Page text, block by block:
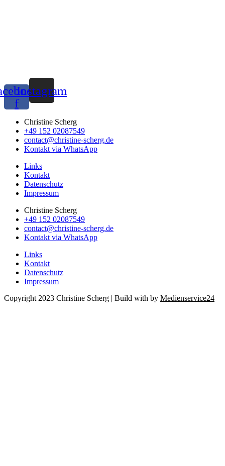
f
Instagram
Christine Scherg
+49 152 02087549
contact@christine-scherg.de
Kontakt via WhatsApp
Links
Kontakt
Datenschutz
Impressum
Christine Scherg
+49 152 02087549
contact@christine-scherg.de
Kontakt via WhatsApp
Links
Kontakt
Datenschutz
Impressum
Copyright 2023 Christine Scherg | Build with by Medienservice24